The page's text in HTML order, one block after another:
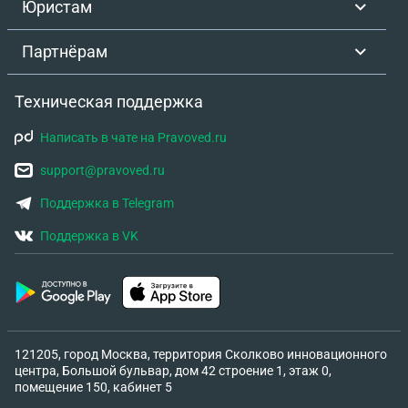
Юристам
Партнёрам
Техническая поддержка
Написать в чате на Pravoved.ru
support@pravoved.ru
Поддержка в Telegram
Поддержка в VK
121205, город Москва, территория Сколково инновационного
центра, Большой бульвар, дом 42 строение 1, этаж 0,
помещение 150, кабинет 5